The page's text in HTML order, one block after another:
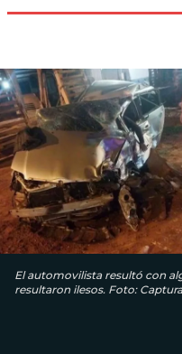
El automovilista resultó con
resultaron ilesos. Foto: